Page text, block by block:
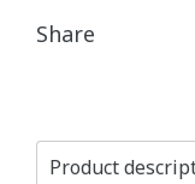
Share
Product